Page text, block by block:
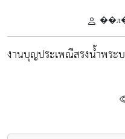
งานบุญประเพณีสรงน้ำพระ